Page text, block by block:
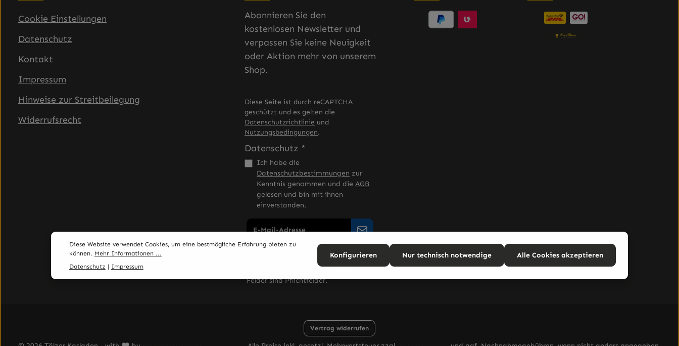
Cookie Einstellungen
Datenschutz
Kontakt
Impressum
Hinweise zur Streitbeilegung
Widerrufsrecht
Abonnieren Sie den
kostenlosen Newsletter und
verpassen Sie keine Neuigkeit
oder Aktion mehr von unserem
Shop.
Diese Seite ist durch reCAPTCHA
geschützt und es gelten die
Datenschutzrichtlinie und
Nutzungsbedingungen.
Datenschutz *
Ich habe die
Datenschutzbestimmungen zur
Kenntnis genommen und die AGB
gelesen und bin mit ihnen
einverstanden.
Felder sind Pflichtfelder.
Vertrag widerrufen
Diese Website verwendet Cookies, um eine bestmögliche Erfahrung bieten zu
können. Mehr Informationen ...
Datenschutz | Impressum
Nur technisch notwendige
Konfigurieren Alle Cookies akzeptieren